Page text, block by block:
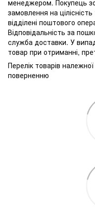
менеджером. Покупець
замовлення на
відділені поштового
Відповідальність за
служба доставки. У
товар при отриманні,
Перелік товарів
поверненню